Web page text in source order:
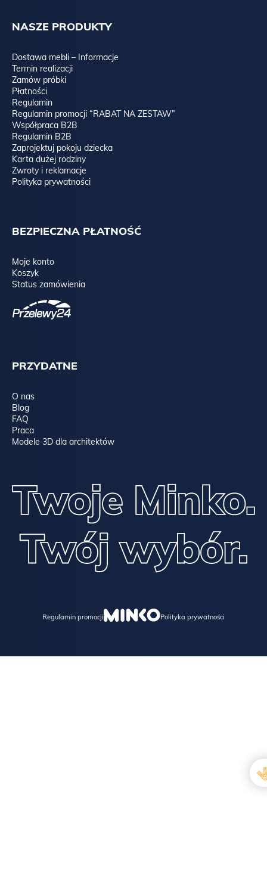
NASZE PRODUKTY
Dostawa mebli – Informacje
Termin realizacji
Zamów próbki
Płatności
Regulamin
Regulamin promocji “RABAT NA ZESTAW”
Współpraca B2B
Regulamin B2B
Zaprojektuj pokoju dziecka
Karta dużej rodziny
Zwroty i reklamacje
Polityka prywatności
BEZPIECZNA PŁATNOŚĆ
Moje konto
Koszyk
Status zamówienia
PRZYDATNE
O nas
Blog
FAQ
Praca
Modele 3D dla architektów
Regulamin promocji Polityka prywatności